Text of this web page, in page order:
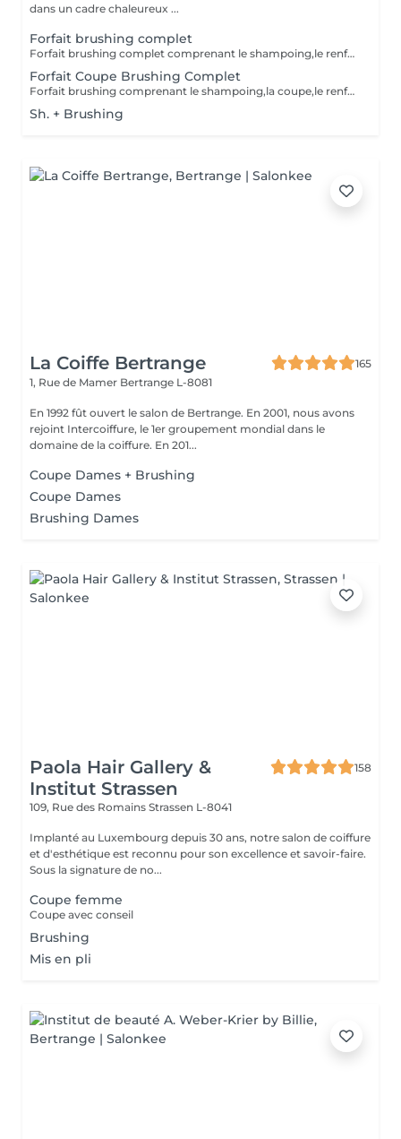
dans un cadre chaleureux ...
Forfait brushing complet
Forfait brushing complet comprenant le shampoing,le renforçateur/protecteur,le brushin et le finish(hors soins)
Forfait Coupe Brushing Complet
Forfait brushing comprenant le shampoing,la coupe,le renforçateur/protecteur,le brushing et le finish(hors soins)
Sh. + Brushing
La Coiffe Bertrange
165
1, Rue de Mamer Bertrange L-8081
En 1992 fût ouvert le salon de Bertrange. En 2001, nous avons
rejoint Intercoiffure, le 1er groupement mondial dans le
domaine de la coiffure. En 201...
Coupe Dames + Brushing
Coupe Dames
Brushing Dames
Paola Hair Gallery &
Institut Strassen
158
109, Rue des Romains Strassen L-8041
Implanté au Luxembourg depuis 30 ans, notre salon de coiffure
et d'esthétique est reconnu pour son excellence et savoir-faire.
Sous la signature de no...
Coupe femme
Coupe avec conseil
Brushing
Mis en pli